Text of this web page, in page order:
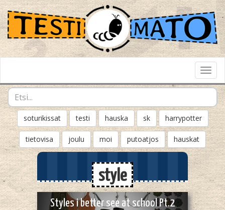
soturikissat testi hauska sk harrypotter
tietovisa joulu moi putoatjos hauskat
style
Styles i better see at school Pt.2